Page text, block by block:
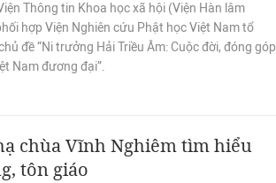
Thông tin Khoa học xã hội (Viện Hàn lâm
hợp Viện Nghiên cứu Phật học Việt Nam tổ
đề “Ni trưởng Hải Triều Âm: Cuộc đời, đóng góp
Nam đương đại”.
chùa Vĩnh Nghiêm tìm hiểu
tôn giáo